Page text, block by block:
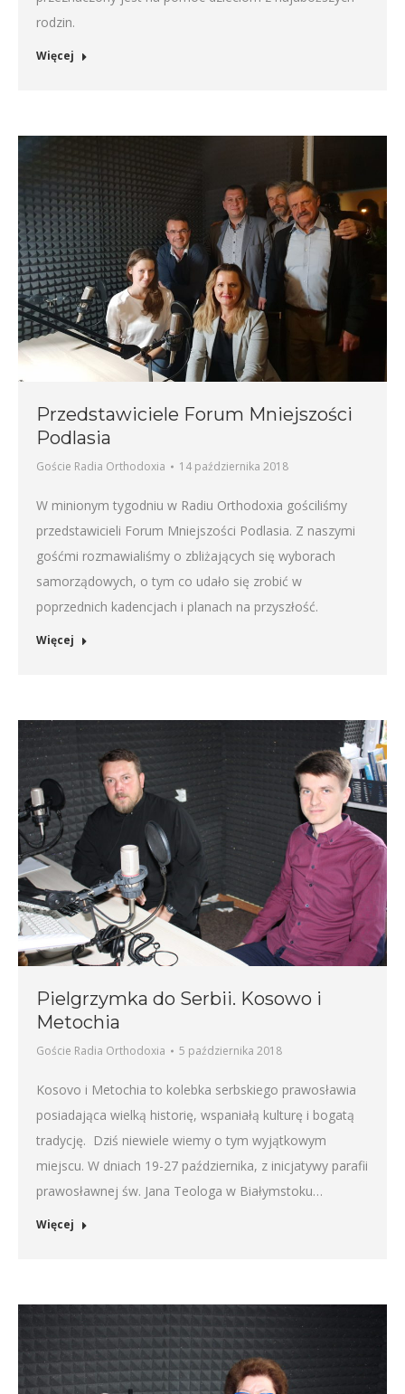
rodzin.
Więcej
Przedstawiciele Forum Mniejszości
Podlasia
Goście Radia Orthodoxia 14 października 2018
W minionym tygodniu w Radiu Orthodoxia gościliśmy
przedstawicieli Forum Mniejszości Podlasia. Z naszymi
gośćmi rozmawialiśmy o zbliżających się wyborach
samorządowych, o tym co udało się zrobić w
poprzednich kadencjach i planach na przyszłość.
Więcej
Pielgrzymka do Serbii. Kosowo i
Metochia
Goście Radia Orthodoxia 5 października 2018
Kosovo i Metochia to kolebka serbskiego prawosławia
posiadająca wielką historię, wspaniałą kulturę i bogatą
tradycję. Dziś niewiele wiemy o tym wyjątkowym
miejscu. W dniach 19-27 października, z inicjatywy parafii
prawosławnej św. Jana Teologa w Białymstoku…
Więcej